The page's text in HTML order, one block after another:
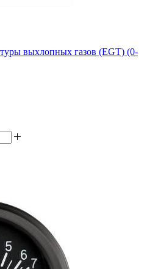
выхлопных газов (EGT) (0-